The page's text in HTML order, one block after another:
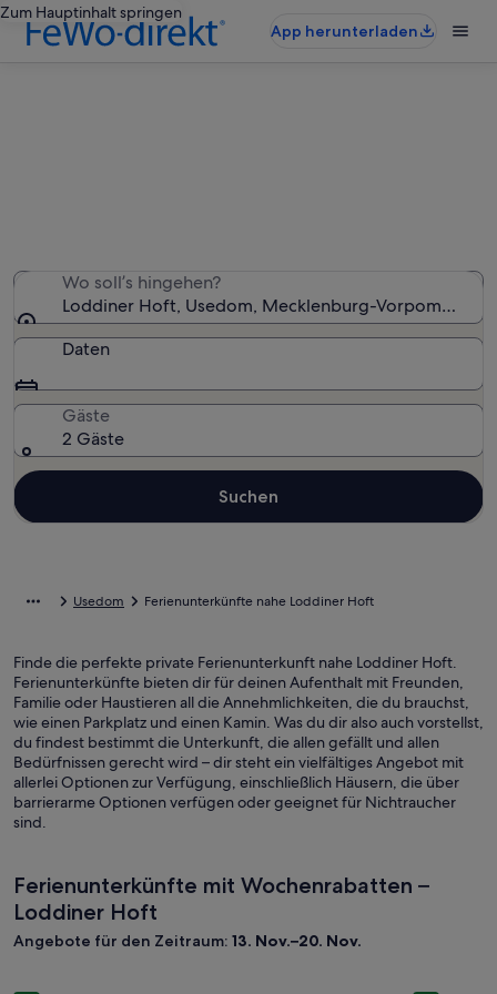
Zum Hauptinhalt springen
App herunterladen
Wo soll’s hingehen?
Loddiner Hoft, Usedom, Mecklenburg-Vorpommern,
Daten
Gäste
2 Gäste
Suchen
Usedom Ferienunterkünfte nahe Loddiner Hoft
Finde die perfekte private Ferienunterkunft nahe Loddiner Hoft.
Ferienunterkünfte bieten dir für deinen Aufenthalt mit Freunden,
Familie oder Haustieren all die Annehmlichkeiten, die du brauchst,
wie einen Parkplatz und einen Kamin. Was du dir also auch vorstellst,
du findest bestimmt die Unterkunft, die allen gefällt und allen
Bedürfnissen gerecht wird – dir steht ein vielfältiges Angebot mit
allerlei Optionen zur Verfügung, einschließlich Häusern, die über
barrierarme Optionen verfügen oder geeignet für Nichtraucher
sind.
Ferienunterkünfte mit Wochenrabatten –
Loddiner Hoft
Angebote für den Zeitraum: 13. Nov.–20. Nov.
Ferienhaus "Am Jungfernberg" zwischen Peene-Strom und